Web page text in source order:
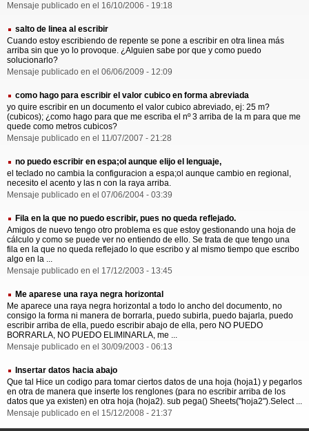
Mensaje publicado en el 16/10/2006 - 19:18
salto de linea al escribir
Cuando estoy escribiendo de repente se pone a escribir en otra linea más
arriba sin que yo lo provoque. ¿Alguien sabe por que y como puedo
solucionarlo?
Mensaje publicado en el 06/06/2009 - 12:09
como hago para escribir el valor cubico en forma abreviada
yo quire escribir en un documento el valor cubico abreviado, ej: 25 m?
(cubicos); ¿como hago para que me escriba el nº 3 arriba de la m para que me
quede como metros cubicos?
Mensaje publicado en el 11/07/2007 - 21:28
no puedo escribir en espa;ol aunque elijo el lenguaje,
el teclado no cambia la configuracion a espa;ol aunque cambio en regional,
necesito el acento y las n con la raya arriba.
Mensaje publicado en el 07/06/2004 - 03:39
Fila en la que no puedo escribir, pues no queda reflejado.
Amigos de nuevo tengo otro problema es que estoy gestionando una hoja de
cálculo y como se puede ver no entiendo de ello. Se trata de que tengo una
fila en la que no queda reflejado lo que escribo y al mismo tiempo que escribo
algo en la ...
Mensaje publicado en el 17/12/2003 - 13:45
Me aparese una raya negra horizontal
Me aparece una raya negra horizontal a todo lo ancho del documento, no
consigo la forma ni manera de borrarla, puedo subirla, puedo bajarla, puedo
escribir arriba de ella, puedo escribir abajo de ella, pero NO PUEDO
BORRARLA, NO PUEDO ELIMINARLA, me ...
Mensaje publicado en el 30/09/2003 - 06:13
Insertar datos hacia abajo
Que tal Hice un codigo para tomar ciertos datos de una hoja (hoja1) y pegarlos
en otra de manera que inserte los renglones (para no escribir arriba de los
datos que ya existen) en otra hoja (hoja2). sub pega() Sheets("hoja2").Select ...
Mensaje publicado en el 15/12/2008 - 21:37